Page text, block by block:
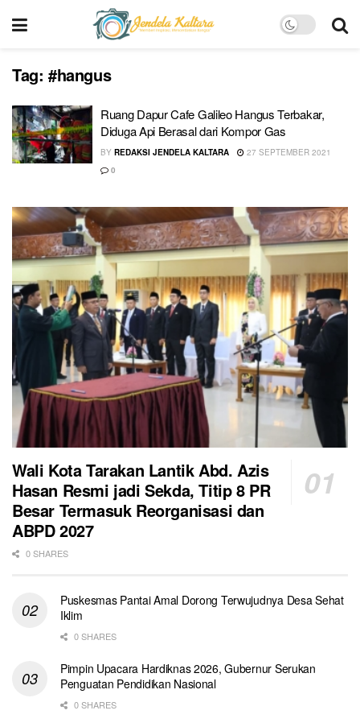
Tag: #hangus
Ruang Dapur Cafe Galileo Hangus Terbakar,
Diduga Api Berasal dari Kompor Gas
BY REDAKSI JENDELA KALTARA
27 SEPTEMBER 2021
0
Wali Kota Tarakan Lantik Abd. Azis
Hasan Resmi jadi Sekda, Titip 8 PR
Besar Termasuk Reorganisasi dan
ABPD 2027
0 SHARES
Puskesmas Pantai Amal Dorong Terwujudnya Desa Sehat
Iklim
0 SHARES
Pimpin Upacara Hardiknas 2026, Gubernur Serukan
Penguatan Pendidikan Nasional
0 SHARES